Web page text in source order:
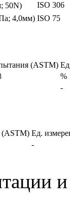
50N)
ISO 306
4,0мм) ISO 75
(ASTM)
%
-
(ASTM) Ед.
-